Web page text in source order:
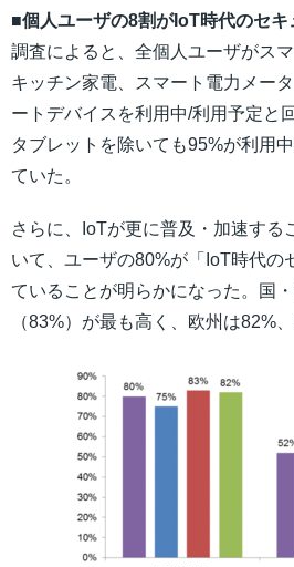
■個人ユーザの8割がIoT時代のセキ
調査によると、全個人ユーザがス
キッチン家電、スマート電力メー
ートデバイスを利用中/利用予定と
タブレットを除いても95%が利用
ていた。
さらに、IoTが更に普及・加速する
いて、ユーザの80%が「IoT時代の
ていることが明らかになった。国
（83%）が最も高く、欧州は82%